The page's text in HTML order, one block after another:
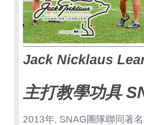
Jack Nicklaus
主打教學功具
2013年, SNAG團隊聯同著